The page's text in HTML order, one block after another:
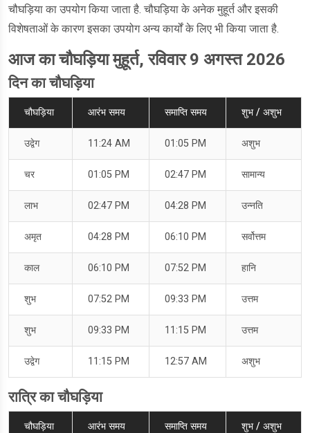
चौघड़िया का उपयोग किया जाता है. चौघड़िया के अनेक मुहूर्त और इसकी
विशेषताओं के कारण इसका उपयोग अन्य कार्यों के लिए भी किया जाता है.
आज का चौघड़िया मुहूर्त, रविवार 9 अगस्त 2026
दिन का चौघड़िया
चौघड़िया आरंभ समय समाप्ति समय शुभ / अशुभ
उद्वेग 11:24 AM 01:05 PM अशुभ
चर 01:05 PM 02:47 PM सामान्य
लाभ 02:47 PM 04:28 PM उन्नति
अमृत 04:28 PM 06:10 PM सर्वोत्तम
काल 06:10 PM 07:52 PM हानि
शुभ 07:52 PM 09:33 PM उत्तम
शुभ 09:33 PM 11:15 PM उत्तम
उद्वेग 11:15 PM 12:57 AM अशुभ
रात्रि का चौघड़िया
चौघड़िया आरंभ समय समाप्ति समय शुभ / अशुभ